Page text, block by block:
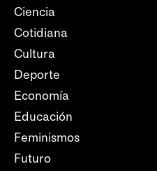
Ciencia
Cotidiana
Cultura
Deporte
Economía
Educación
Feminismos
Futuro